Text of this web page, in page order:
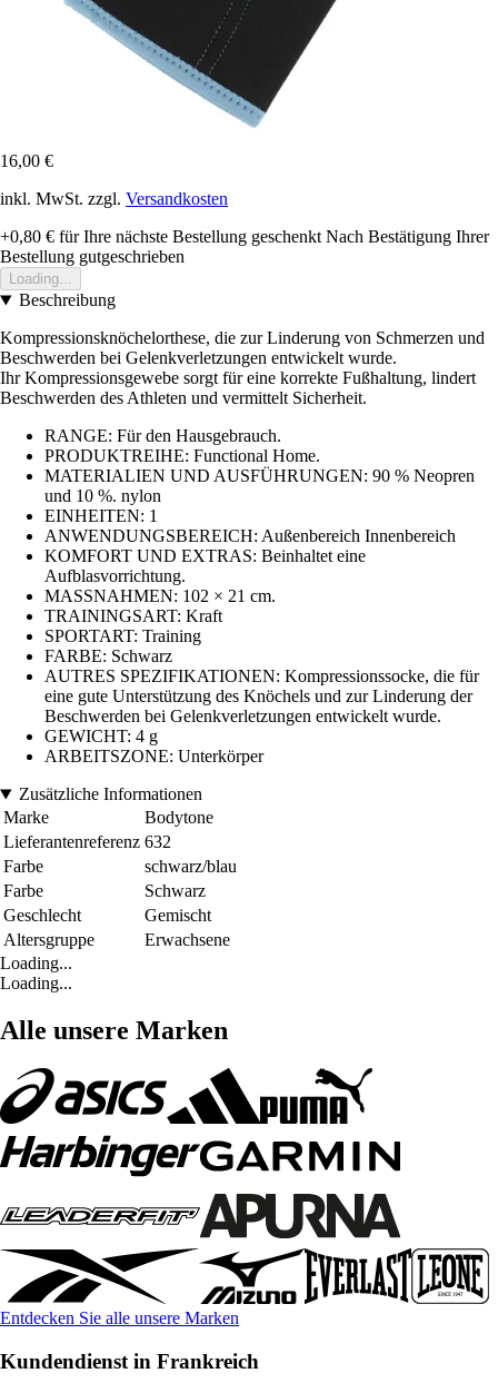
16,00 €
inkl. MwSt. zzgl. Versandkosten
+0,80 € für Ihre nächste Bestellung geschenkt Nach Bestätigung Ihrer
Bestellung gutgeschrieben
Loading...
Beschreibung
Kompressionsknöchelorthese, die zur Linderung von Schmerzen und
Beschwerden bei Gelenkverletzungen entwickelt wurde.
Ihr Kompressionsgewebe sorgt für eine korrekte Fußhaltung, lindert
Beschwerden des Athleten und vermittelt Sicherheit.
RANGE: Für den Hausgebrauch.
PRODUKTREIHE: Functional Home.
MATERIALIEN UND AUSFÜHRUNGEN: 90 % Neopren
und 10 %. nylon
EINHEITEN: 1
ANWENDUNGSBEREICH: Außenbereich Innenbereich
KOMFORT UND EXTRAS: Beinhaltet eine
Aufblasvorrichtung.
MASSNAHMEN: 102 × 21 cm.
TRAININGSART: Kraft
SPORTART: Training
FARBE: Schwarz
AUTRES SPEZIFIKATIONEN: Kompressionssocke, die für
eine gute Unterstützung des Knöchels und zur Linderung der
Beschwerden bei Gelenkverletzungen entwickelt wurde.
GEWICHT: 4 g
ARBEITSZONE: Unterkörper
Zusätzliche Informationen
Marke
Bodytone
Lieferantenreferenz 632
Farbe
schwarz/blau
Farbe
Schwarz
Geschlecht
Gemischt
Altersgruppe
Erwachsene
Loading...
Loading...
Alle unsere Marken
Entdecken Sie alle unsere Marken
Kundendienst in Frankreich